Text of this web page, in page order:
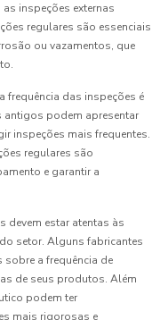
inspeções externas
regulares são essenciais
ou vazamentos, que
frequência das inspeções é
antigos podem apresentar
inspeções mais frequentes.
regulares são
e garantir a
devem estar atentas às
setor. Alguns fabricantes
a frequência de
de seus produtos. Além
podem ter
mais rigorosas e